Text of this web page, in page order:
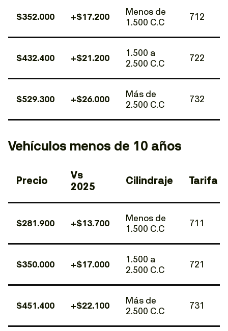
$352.000 +$17.200
Menos de
1.500 C.C
712
$432.400 +$21.200
1.500 a
2.500 C.C
722
$529.300 +$26.000
Más de
2.500 C.C
732
Vehículos menos de 10 años
Precio
Vs
2025
Cilindraje Tarifa
$281.900 +$13.700
Menos de
1.500 C.C
711
$350.000 +$17.000
1.500 a
2.500 C.C
721
$451.400 +$22.100
Más de
2.500 C.C
731